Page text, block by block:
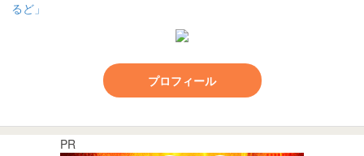
プロフィール
PR